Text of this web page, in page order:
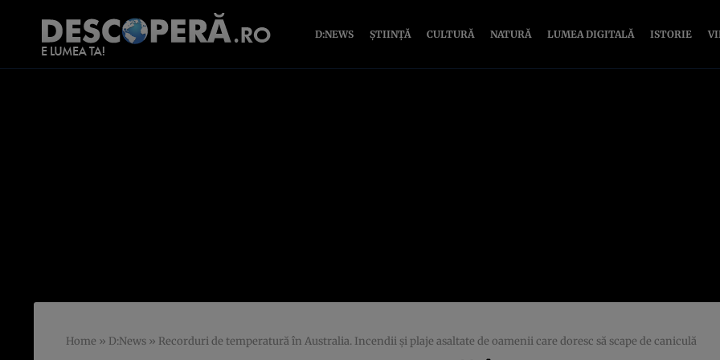
D:NEWS ȘTIINȚĂ CULTURĂ NATURĂ LUMEA DIGITALĂ ISTORIE
Home » D:News » Recorduri de temperatură în Australia. Incendii şi plaje asaltate de oamenii care doresc să scape de caniculă